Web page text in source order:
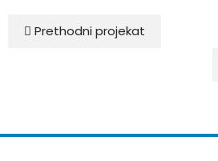
Prethodni projekat